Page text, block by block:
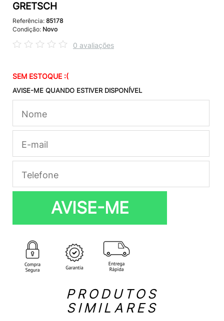
GRETSCH
Referência: 85178
Condição: Novo
0 avaliações
SEM ESTOQUE :(
AVISE-ME QUANDO ESTIVER DISPONÍVEL
AVISE-ME
PRODUTOS
SIMILARES